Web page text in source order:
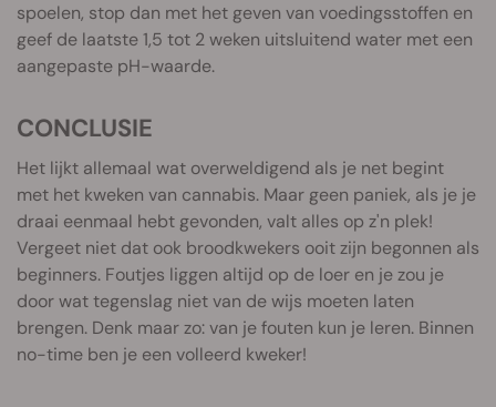
spoelen, stop dan met het geven van voedingsstoffen en
geef de laatste 1,5 tot 2 weken uitsluitend water met een
aangepaste pH-waarde.
CONCLUSIE
Het lijkt allemaal wat overweldigend als je net begint
met het kweken van cannabis. Maar geen paniek, als je je
draai eenmaal hebt gevonden, valt alles op z'n plek!
Vergeet niet dat ook broodkwekers ooit zijn begonnen als
beginners. Foutjes liggen altijd op de loer en je zou je
door wat tegenslag niet van de wijs moeten laten
brengen. Denk maar zo: van je fouten kun je leren. Binnen
no-time ben je een volleerd kweker!